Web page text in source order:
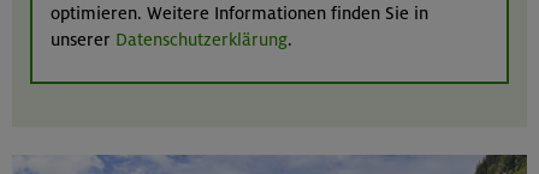
optimieren. Weitere Informationen finden Sie in
unserer Datenschutzerklärung.